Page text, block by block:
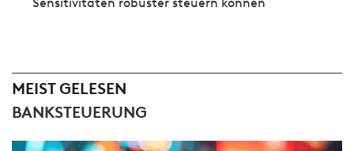
MEIST GELESEN
BANKSTEUERUNG